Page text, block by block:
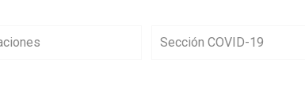
Sección COVID-19